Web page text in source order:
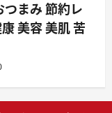
つまみ 節約レ
美容 美肌 苦